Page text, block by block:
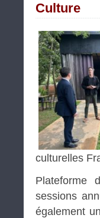
Culture
culturelles
Plateforme
sessions
également